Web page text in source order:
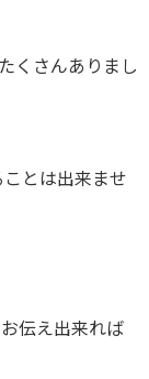
くさんありまし
とは出来ませ
伝え出来れば